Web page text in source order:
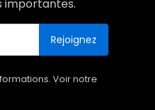
importantes.
Rejoignez
Voir notre